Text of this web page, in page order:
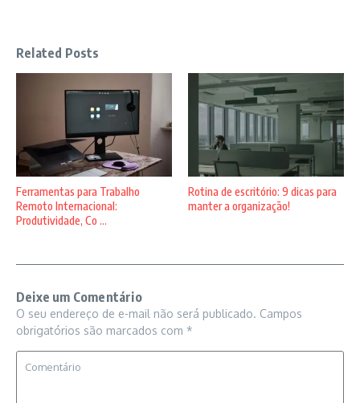
Related Posts
Ferramentas para Trabalho
Remoto Internacional:
Produtividade, Co ...
Rotina de escritório: 9 dicas para
manter a organização!
Deixe um Comentário
O seu endereço de e-mail não será publicado. Campos
obrigatórios são marcados com *